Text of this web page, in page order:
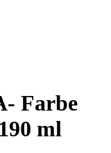
Farbe
ml